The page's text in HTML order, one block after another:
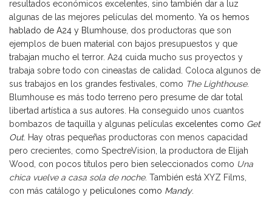
resultados económicos excelentes, sino también dar a luz
algunas de las mejores películas del momento. Ya os hemos
hablado de A24 y Blumhouse , dos productoras que son
ejemplos de buen material con bajos presupuestos y que
trabajan mucho el terror. A24 cuida mucho sus proyectos y
trabaja sobre todo con cineastas de calidad. Coloca algunos de
sus trabajos en los grandes festivales, como The Lighthouse.
Blumhouse es más todo terreno pero presume de dar total
libertad artística a sus autores. Ha conseguido unos cuantos
bombazos de taquilla y algunas películas excelentes como Get
Out. Hay otras pequeñas productoras con menos capacidad
pero crecientes, como SpectreVision, la productora de Elijah
Wood, con pocos títulos pero bien seleccionados como Una
chica vuelve a casa sola de noche. También está XYZ Films,
con más catálogo y peliculones como Mandy.